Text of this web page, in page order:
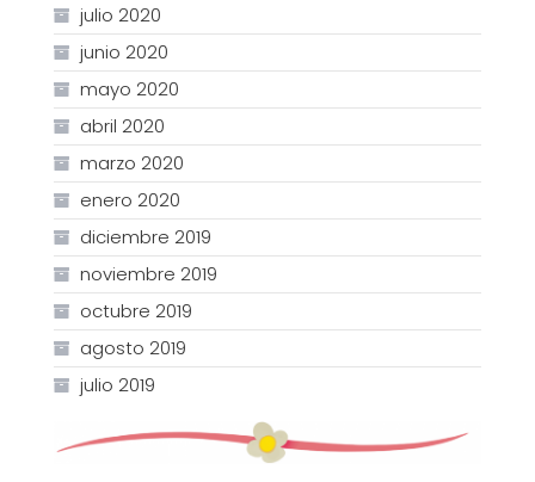
julio 2020
junio 2020
mayo 2020
abril 2020
marzo 2020
enero 2020
diciembre 2019
noviembre 2019
octubre 2019
agosto 2019
julio 2019